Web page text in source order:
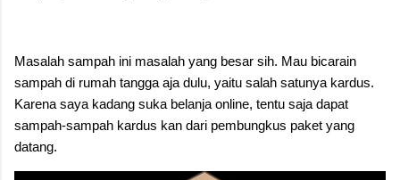
Masalah sampah ini masalah yang besar sih. Mau bicarain
sampah di rumah tangga aja dulu, yaitu salah satunya kardus.
Karena saya kadang suka belanja online, tentu saja dapat
sampah-sampah kardus kan dari pembungkus paket yang
datang.